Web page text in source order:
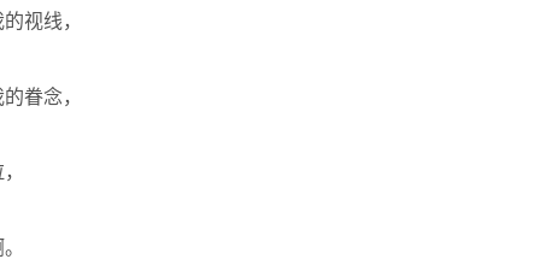
视线，
眷念，